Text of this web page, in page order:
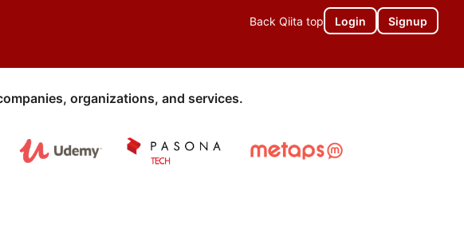
Back Qiita top Login Signup
organizations, and services.